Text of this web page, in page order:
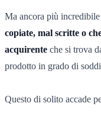
Ma ancora più
copiate, mal scritte o
acquirente che si trova
prodotto in grado di
Questo di solito accade